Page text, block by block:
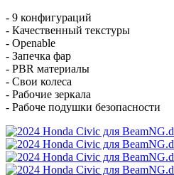
- 9 конфигураций
- Качественный текстуры
- Openable
- Запечка фар
- PBR материалы
- Свои колеса
- Рабочие зеркала
- Рабоче подушки безопасности